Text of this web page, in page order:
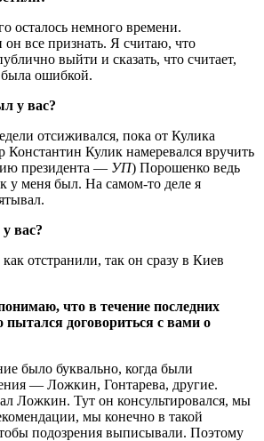
осталось немного времени.
все признать. Я считаю, что
выйти и сказать, что считает,
ошибкой.
у вас?
отсиживался, пока от Кулика
Константин Кулик намеревался вручить
президента — УП) Порошенко ведь
у меня был. На самом-то деле я
вас?
отстранили, так он сразу в Киев
что в течение последних
договориться с вами о
было буквально, когда были
— Ложкин, Гонтарева, другие.
Ложкин. Тут он консультировался, мы
мы конечно в такой
подозрения выписывали. Поэтому